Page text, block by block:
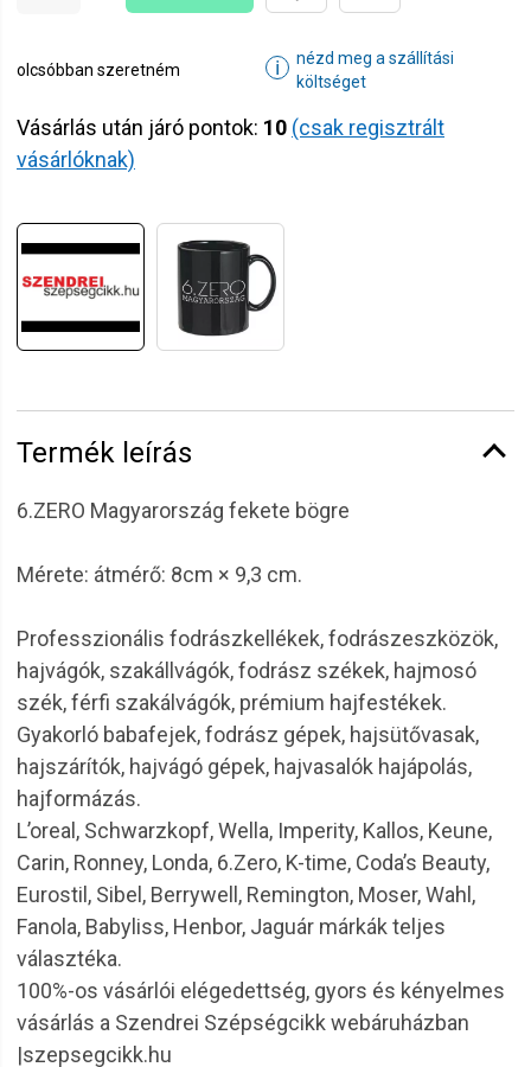
olcsóbban szeretném ℹ
nézd meg a szállítási
költséget
Vásárlás után járó pontok: 10 (csak regisztrált
vásárlóknak)
Termék leírás
6.ZERO Magyarország fekete bögre
Mérete: átmérő: 8cm × 9,3 cm.
Professzionális fodrászkellékek, fodrászeszközök,
hajvágók, szakállvágók, fodrász székek, hajmosó
szék, férfi szakálvágók, prémium hajfestékek.
Gyakorló babafejek, fodrász gépek, hajsütővasak,
hajszárítók, hajvágó gépek, hajvasalók hajápolás,
hajformázás.
L’oreal, Schwarzkopf, Wella, Imperity, Kallos, Keune,
Carin, Ronney, Londa, 6.Zero, K-time, Coda’s Beauty,
Eurostil, Sibel, Berrywell, Remington, Moser, Wahl,
Fanola, Babyliss, Henbor, Jaguár márkák teljes
választéka.
100%-os vásárlói elégedettség, gyors és kényelmes
vásárlás a Szendrei Szépségcikk webáruházban
|szepsegcikk.hu